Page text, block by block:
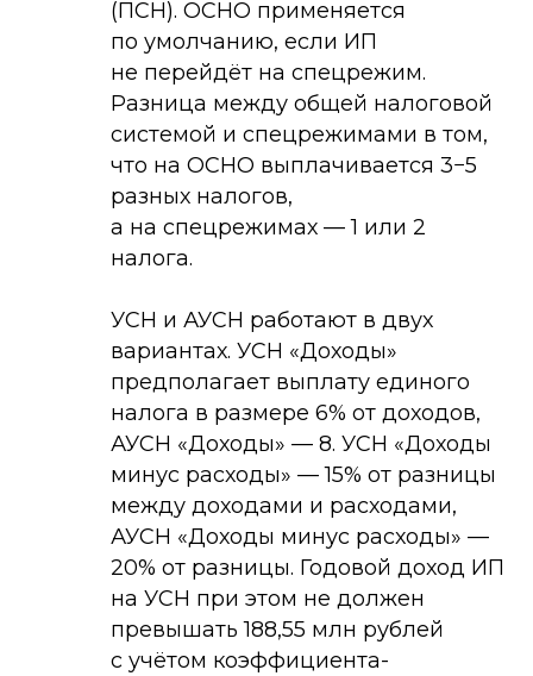
(ПСН). ОСНО применяется
по умолчанию, если ИП
не перейдёт на спецрежим.
Разница между общей налоговой
системой и спецрежимами в том,
что на ОСНО выплачивается 3−5
разных налогов,
а на спецрежимах — 1 или 2
налога.
УСН и АУСН работают в двух
вариантах. УСН «Доходы»
предполагает выплату единого
налога в размере 6% от доходов,
АУСН «Доходы» — 8. УСН «Доходы
минус расходы» — 15% от разницы
между доходами и расходами,
АУСН «Доходы минус расходы» —
20% от разницы. Годовой доход ИП
на УСН при этом не должен
превышать 188,55 млн рублей
с учётом коэффициента-